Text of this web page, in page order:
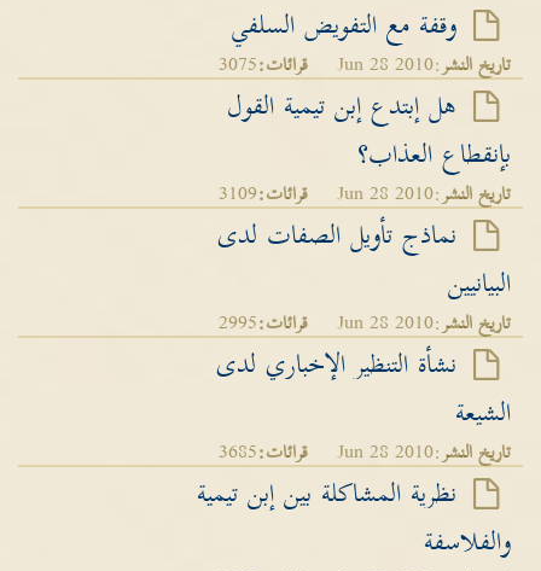
وقفة مع التفويض السلفي
تاريخ النشر:Jun 28 2010 قرائات:3075
هل إبتدع إبن تيمية القول
بإنقطاع العذاب؟
تاريخ النشر:Jun 28 2010 قرائات:3109
نماذج تأويل الصفات لدى
البيانيين
تاريخ النشر:Jun 28 2010 قرائات:2995
نشأة التنظير الإخباري لدى
الشيعة
تاريخ النشر:Jun 28 2010 قرائات:3685
نظرية المشاكلة بين إبن تيمية
والفلاسفة